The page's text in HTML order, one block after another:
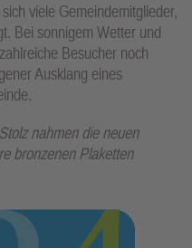
viele Gemeindemitglieder,
Bei sonnigem Wetter und
Besucher noch
Ausklang eines
nahmen die neuen
bronzenen Plaketten